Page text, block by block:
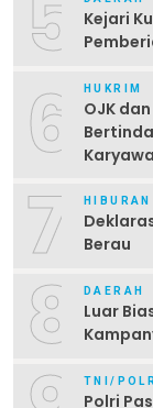
5
Kejari
6 HUKRIM
OJK
7 HIBURAN
Berau
8 DAERAH
Luar
TNI/
Polri